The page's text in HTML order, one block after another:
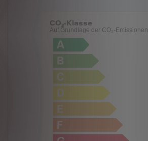
CO₂-Klasse
Auf Grundlage der CO₂-Emissionen